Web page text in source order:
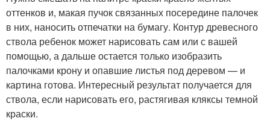
оттенков и, макая пучок связанных посередине палочек
в них, наносить отпечатки на бумагу. Контур древесного
ствола ребенок может нарисовать сам или с вашей
помощью, а дальше остается только изобразить
палочками крону и опавшие листья под деревом — и
картина готова. Интересный результат получается для
ствола, если нарисовать его, растягивая кляксы темной
краски.